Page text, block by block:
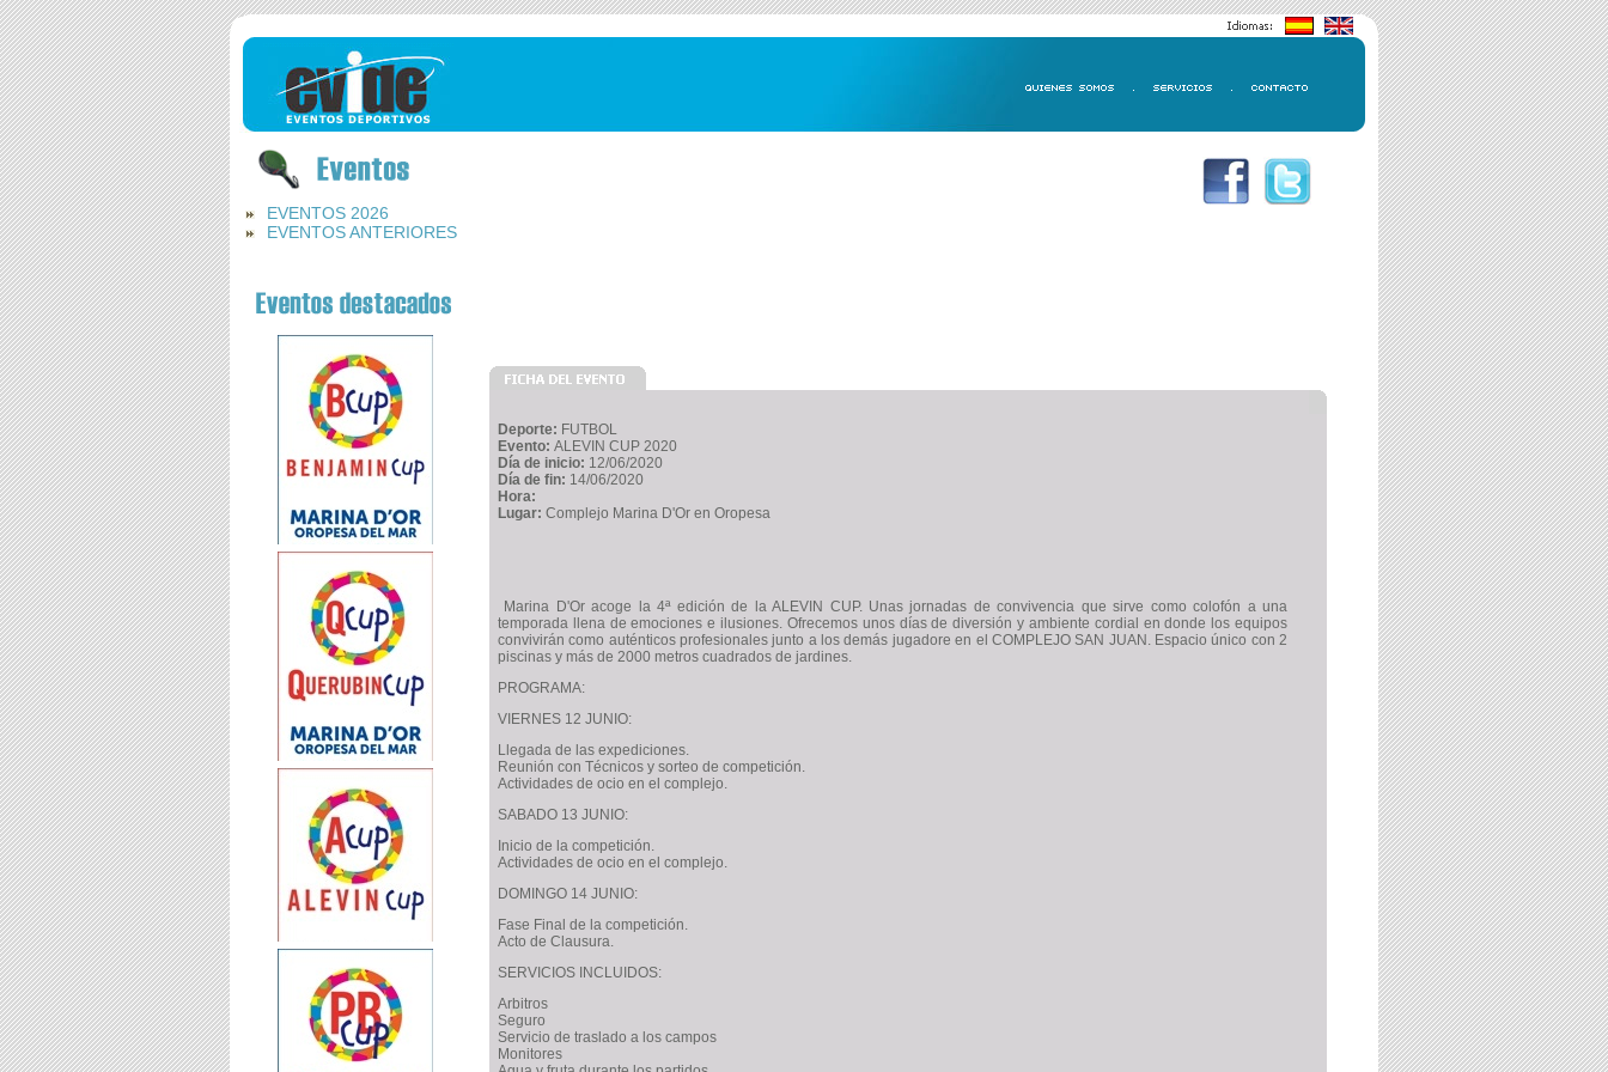
EVENTOS 2026
EVENTOS ANTERIORES
Deporte: FUTBOL
Evento: ALEVIN CUP 2020
Día de inicio: 12/06/2020
Día de fin: 14/06/2020
Hora:
Lugar: Complejo Marina D'Or en Oropesa
Marina D'Or acoge la 4ª edición de la ALEVIN CUP. Unas jornadas de convivencia que sirve como colofón a una
temporada llena de emociones e ilusiones. Ofrecemos unos días de diversión y ambiente cordial en donde los equipos
convivirán como auténticos profesionales junto a los demás jugadore en el COMPLEJO SAN JUAN. Espacio único con 2
piscinas y más de 2000 metros cuadrados de jardines.
PROGRAMA:
VIERNES 12 JUNIO:
Llegada de las expediciones.
Reunión con Técnicos y sorteo de competición.
Actividades de ocio en el complejo.
SABADO 13 JUNIO:
Inicio de la competición.
Actividades de ocio en el complejo.
DOMINGO 14 JUNIO:
Fase Final de la competición.
Acto de Clausura.
SERVICIOS INCLUIDOS:
Arbitros
Seguro
Servicio de traslado a los campos
Monitores